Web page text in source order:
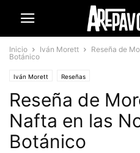
Inicio Iván Morett
Reseña de
Botánico
Iván Morett Reseñas
Reseña de
Nafta en las
Botánico